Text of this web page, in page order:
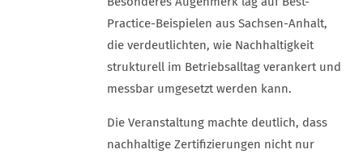
Practice-Beispielen aus Sachsen-Anhalt,
die verdeutlichten, wie Nachhaltigkeit
strukturell im Betriebsalltag verankert und
messbar umgesetzt werden kann.
Die Veranstaltung machte deutlich, dass
nachhaltige Zertifizierungen nicht nur